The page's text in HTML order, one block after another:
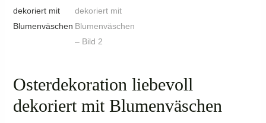
Osterdekoration liebevoll
dekoriert mit Blumenväschen